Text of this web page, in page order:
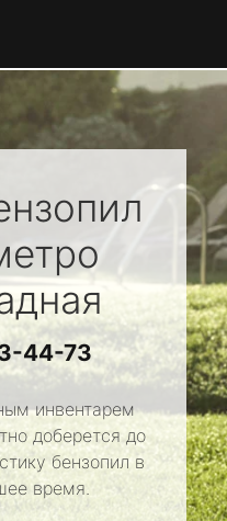
44-73
инвентарем
доберется до
бензопил в
время.